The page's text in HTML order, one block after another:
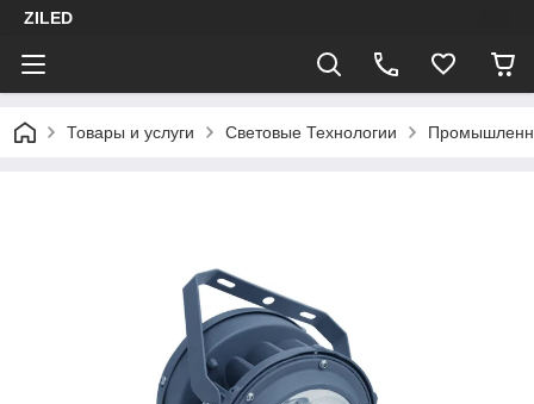
ZILED
Товары и услуги Световые Технологии